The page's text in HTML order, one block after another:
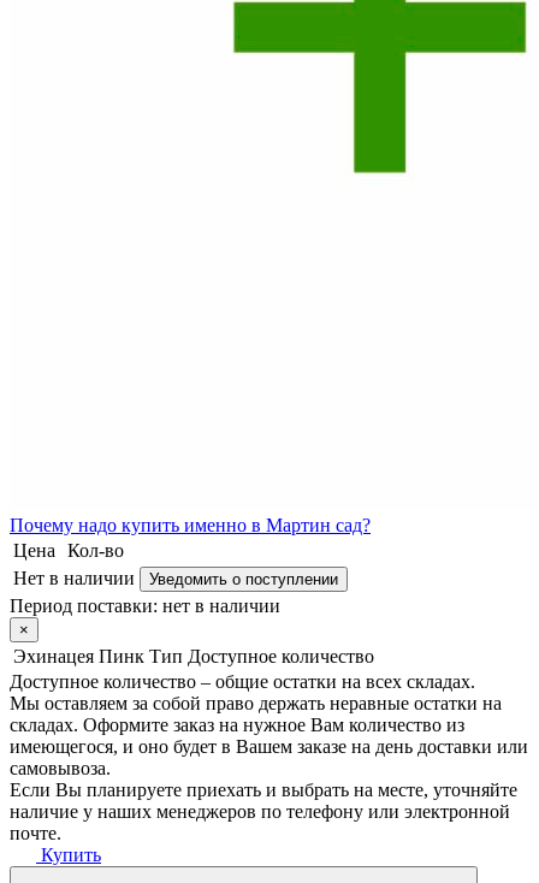
Почему надо купить именно в Мартин сад?
Цена
Кол-во
Нет в наличии
Уведомить о поступлении
Период поставки: нет в наличии
×
Эхинацея Пинк Тип Доступное количество
Доступное количество – общие остатки на всех складах.
Мы оставляем за собой право держать неравные остатки на
складах. Оформите заказ на нужное Вам количество из
имеющегося, и оно будет в Вашем заказе на день доставки или
самовывоза.
Если Вы планируете приехать и выбрать на месте, уточняйте
наличие у наших менеджеров по телефону или электронной
почте.
Купить